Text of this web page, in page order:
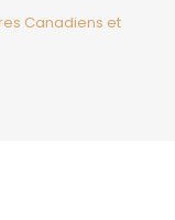
Canadiens et